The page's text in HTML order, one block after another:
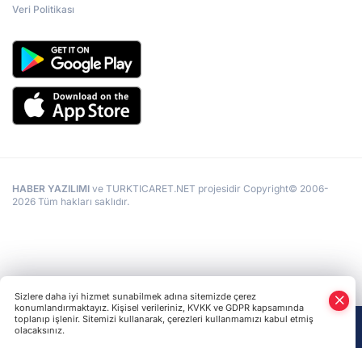
Veri Politikası
HABER YAZILIMI ve TURKTICARET.NET projesidir Copyright© 2006-
2026 Tüm hakları saklıdır.
Sizlere daha iyi hizmet sunabilmek adına sitemizde çerez
konumlandırmaktayız. Kişisel verileriniz, KVKK ve GDPR kapsamında
toplanıp işlenir. Sitemizi kullanarak, çerezleri kullanmamızı kabul etmiş
olacaksınız.